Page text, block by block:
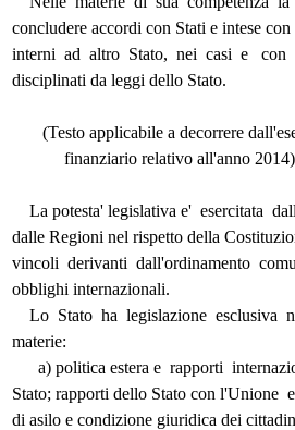
concludere accordi con Stati e intese
interni  ad  altro  Stato,  nei  casi  e
          disciplinati da leggi dello Stato.
(Testo applicabile a decorrere
finanziario relativo all'anno
La potesta' legislativa e'  esercitata
dalle Regioni nel rispetto della
vincoli  derivanti  dall'ordinamento
          obblighi internazionali.
Lo  Stato  ha  legislazione
          materie:
a) politica estera e  rapporti
Stato; rapporti dello Stato con l'Unione
di asilo e condizione giuridica dei